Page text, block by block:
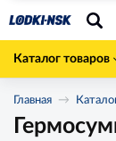
Каталог товаров
Главная